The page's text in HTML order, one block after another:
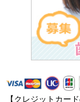
【クレジットカー